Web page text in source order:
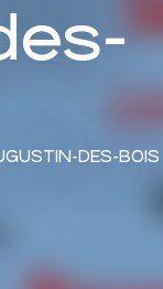
DES-BOIS